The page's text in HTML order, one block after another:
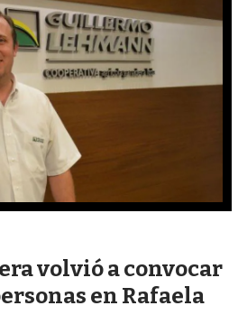
volvió a convocar
en Rafaela